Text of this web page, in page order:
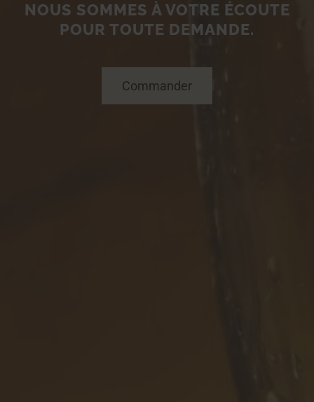
NOUS SOMMES À VOTRE ÉCOUTE
POUR TOUTE DEMANDE.
Commander